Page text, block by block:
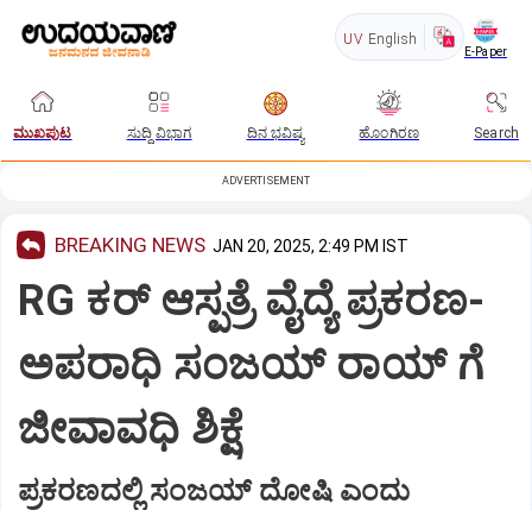
UV English
E-Paper
ಮುಖಪುಟ ಸುದ್ದಿ ವಿಭಾಗ ದಿನ ಭವಿಷ್ಯ ಹೊಂಗಿರಣ Search
ADVERTISEMENT
BREAKING NEWS JAN 20, 2025, 2:49 PM IST
RG ಕರ್‌ ಆಸ್ಪತ್ರೆ ವೈದ್ಯೆ ಪ್ರಕರಣ-
ಅಪರಾಧಿ ಸಂಜಯ್‌ ರಾಯ್ ಗೆ
ಜೀವಾವಧಿ ಶಿಕ್ಷೆ
ಪ್ರಕರಣದಲ್ಲಿ ಸಂಜಯ್‌ ದೋಷಿ ಎಂದು